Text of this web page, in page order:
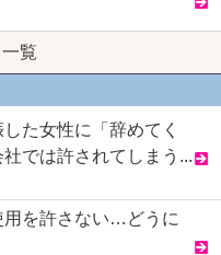
一覧
た女性に「辞めてく
では許されてしまう...
用を許さない…どうに